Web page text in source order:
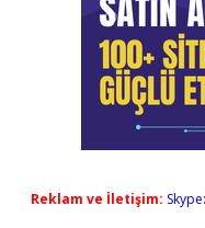
Reklam ve İletişim: